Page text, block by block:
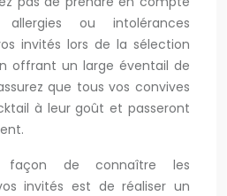
ou intolérances
invités lors de la sélection
offrant un large éventail de
que tous vos convives
à leur goût et passeront
façon de connaître les
invités est de réaliser un